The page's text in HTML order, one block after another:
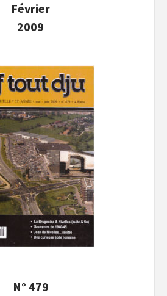
Février
2009
N° 479